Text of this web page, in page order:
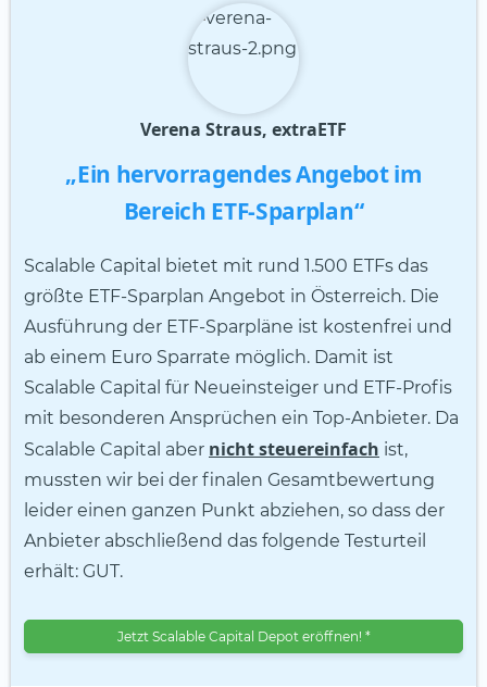
Verena Straus, extraETF
„Ein hervorragendes Angebot im
Bereich ETF-Sparplan“
Scalable Capital bietet mit rund 1.500 ETFs das
größte ETF-Sparplan Angebot in Österreich. Die
Ausführung der ETF-Sparpläne ist kostenfrei und
ab einem Euro Sparrate möglich. Damit ist
Scalable Capital für Neueinsteiger und ETF-Profis
mit besonderen Ansprüchen ein Top-Anbieter. Da
Scalable Capital aber nicht steuereinfach ist,
mussten wir bei der finalen Gesamtbewertung
leider einen ganzen Punkt abziehen, so dass der
Anbieter abschließend das folgende Testurteil
erhält: GUT.
Jetzt Scalable Capital Depot eröffnen! *